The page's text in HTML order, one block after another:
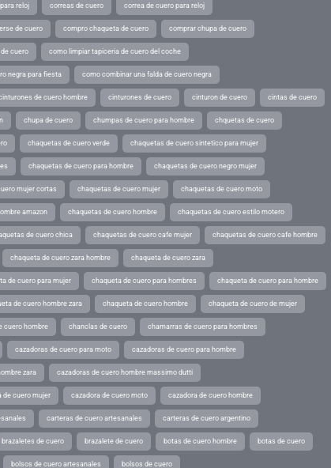
reloj correas de cuero correa de cuero para reloj
de cuero compro chaqueta de cuero comprar chupa de cuero
cuero como limpiar tapiceria de cuero del coche
negra para fiesta como combinar una falda de cuero negra
de cuero hombre cinturones de cuero cinturon de cuero cintas de cuero
chupa de cuero chumpas de cuero para hombre chquetas de cuero
chaquetas de cuero verde chaquetas de cuero sintetico para mujer
chaquetas de cuero para hombre chaquetas de cuero negro mujer
mujer cortas chaquetas de cuero mujer chaquetas de cuero moto
amazon chaquetas de cuero hombre chaquetas de cuero estilo motero
de cuero chica chaquetas de cuero cafe mujer chaquetas de cuero cafe hombre
chaqueta de cuero zara hombre chaqueta de cuero zara
de cuero para mujer chaqueta de cuero para hombres chaqueta de cuero para hombre
de cuero hombre zara chaqueta de cuero hombre chaqueta de cuero de mujer
cuero hombre chanclas de cuero chamarras de cuero para hombres
cazadoras de cuero para moto cazadoras de cuero para hombre
zara cazadoras de cuero hombre massimo dutti
de cuero mujer cazadora de cuero moto cazadora de cuero hombre
carteras de cuero artesanales carteras de cuero argentino
brazaletes de cuero brazalete de cuero botas de cuero hombre botas de cuero
bolsos de cuero artesanales bolsos de cuero